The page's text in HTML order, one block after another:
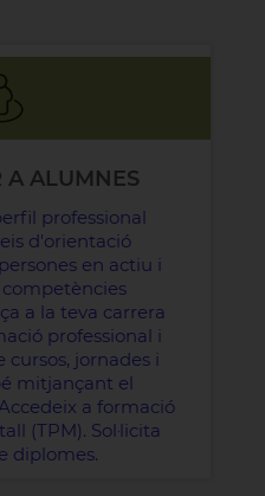
A ALUMNES
professional
d'orientació
en actiu i
a la teva carrera
professional i
cursos, jornades i
mitjançant el
a formació
(TPM). Sol·licita
diplomes.